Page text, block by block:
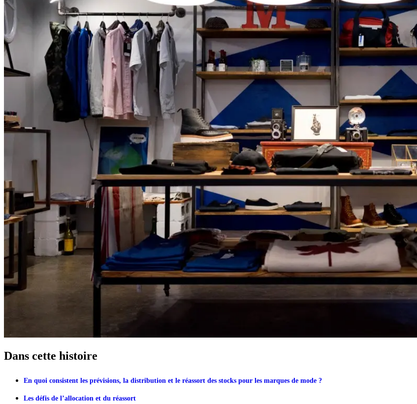
Dans cette histoire
En quoi consistent les prévisions, la distribution et le réassort des stocks pour les marques de mode ?
Les défis de l’allocation et du réassort